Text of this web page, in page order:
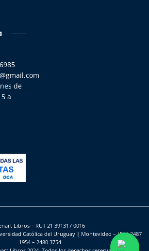
de
a
Libros – RUT 21 391317 0016
Católica del Uruguay | Montevideo – UY | 2487
1954 – 2480 3754